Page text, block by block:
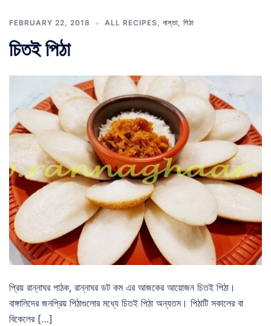
FEBRUARY 22, 2018 ALL RECIPES, নাস্তা, পিঠা
চিতই পিঠা
প্রিয় রান্নাঘর পাঠক, রান্নাঘর ডট কম এর আজকের আয়োজন চিতই পিঠা।
বাঙ্গালিদের জনপ্রিয় পিঠাগুলোর মধ্যে চিতই পিঠা অন্যতম। পিঠাটি সকালের বা
বিকেলের […]